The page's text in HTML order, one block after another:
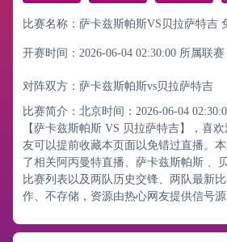
比赛名称：萨卡兹斯帕斯VS贝拉萨特吉
开赛时间：2026-06-04 02:30:00 所属联赛
对阵双方：萨卡兹斯帕斯vs贝拉萨特吉
比赛简介：北京时间：2026-06-04
【萨卡兹斯帕斯 VS 贝拉萨特吉】，喜
友可以提前收藏本页面以免错过直播。本
了相关阿丙曼特直播、萨卡兹斯帕斯 、
比赛列表以及两队历史交锋、两队最新
作、不存储，资源由热心网友提供信号源